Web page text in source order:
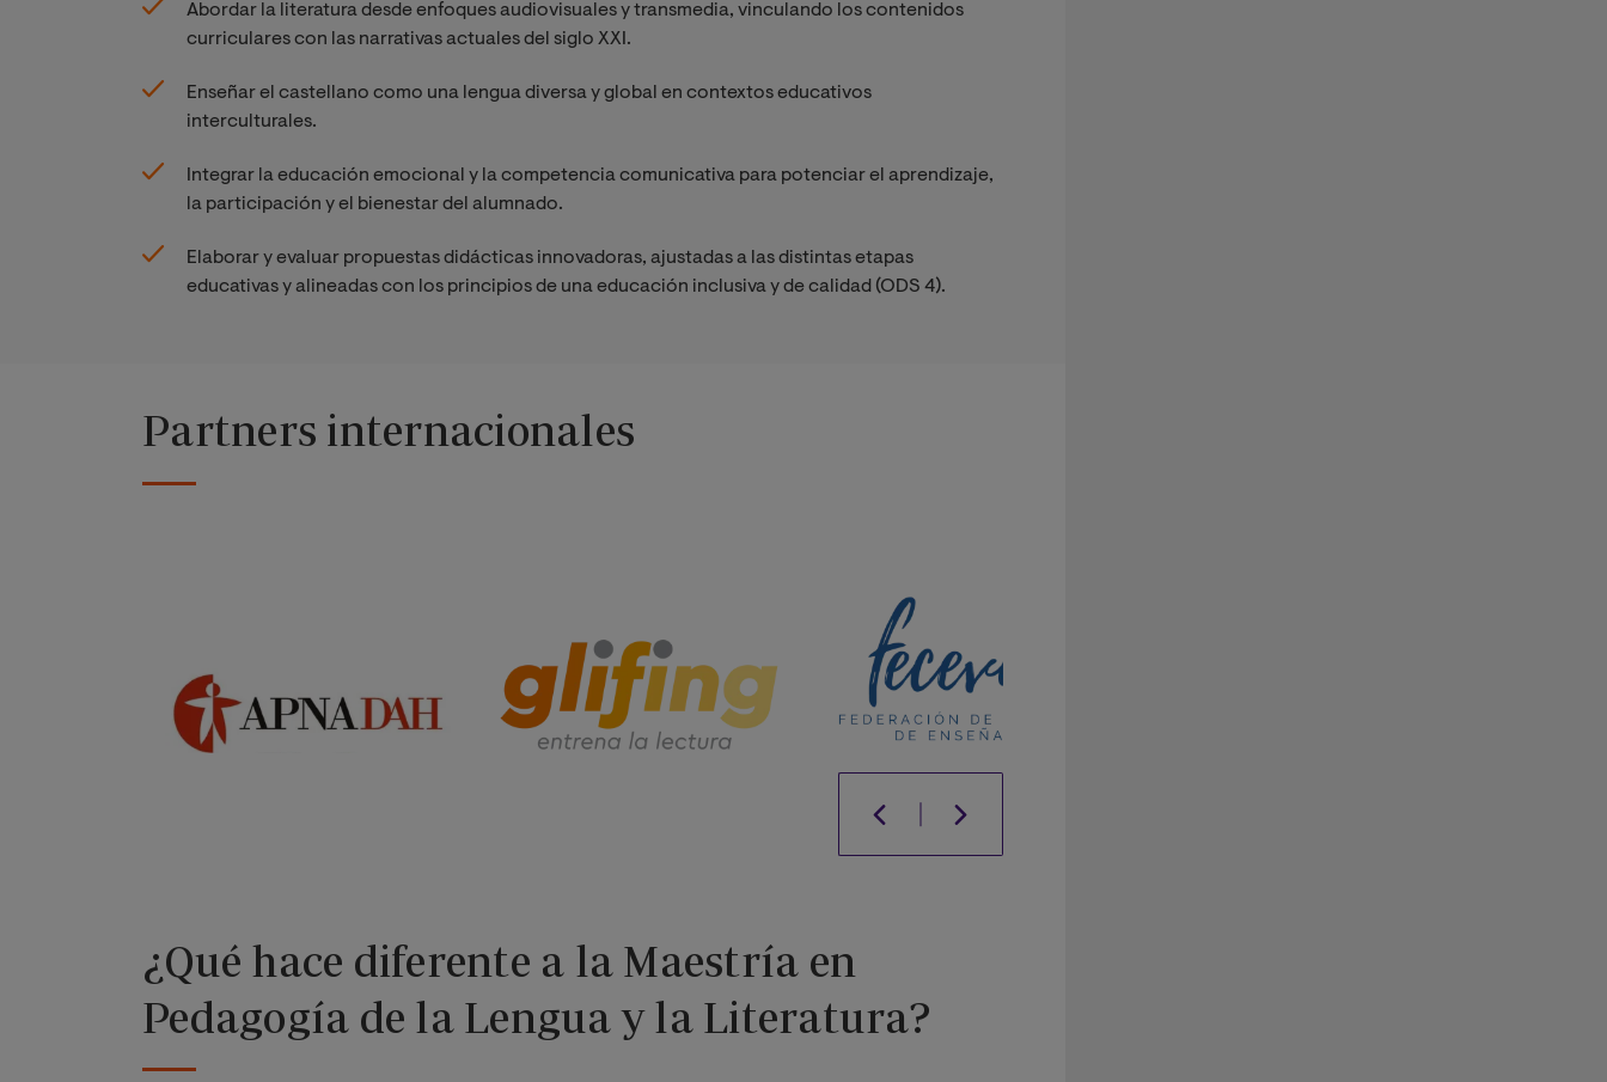
Abordar la literatura desde enfoques audiovisuales y transmedia, vinculando los contenidos
curriculares con las narrativas actuales del siglo XXI.
Enseñar el castellano como una lengua diversa y global en contextos educativos
interculturales.
Integrar la educación emocional y la competencia comunicativa para potenciar el aprendizaje,
la participación y el bienestar del alumnado.
Elaborar y evaluar propuestas didácticas innovadoras, ajustadas a las distintas etapas
educativas y alineadas con los principios de una educación inclusiva y de calidad (ODS 4).
Partners internacionales
¿Qué hace diferente a la Maestría en
Pedagogía de la Lengua y la Literatura?